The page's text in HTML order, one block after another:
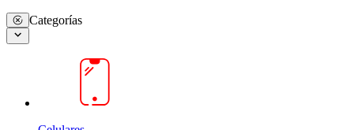
Categorías